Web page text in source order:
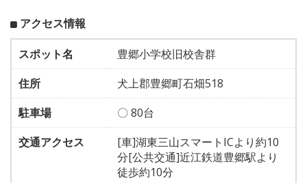
アクセス情報
スポット名
豊郷小学校旧校舎群
住所
犬上郡豊郷町石畑518
駐車場
〇 80台
交通アクセス
[車]湖東三山スマートICより約10
分[公共交通]近江鉄道豊郷駅より
徒歩約10分